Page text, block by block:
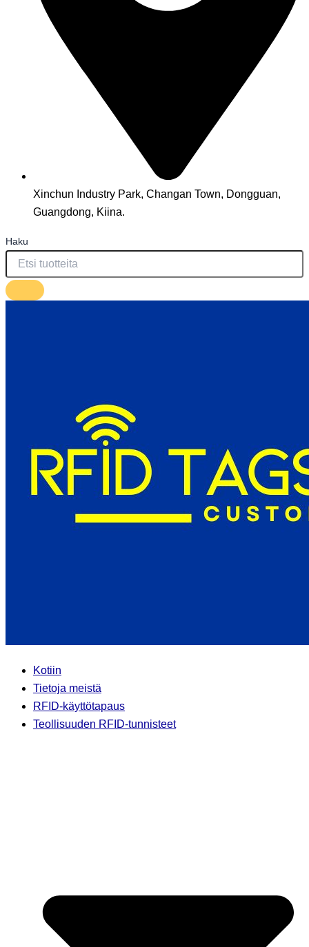
Xinchun Industry Park, Changan Town, Dongguan,
Guangdong, Kiina.
Haku
Kotiin
Tietoja meistä
RFID-käyttötapaus
Teollisuuden RFID-tunnisteet